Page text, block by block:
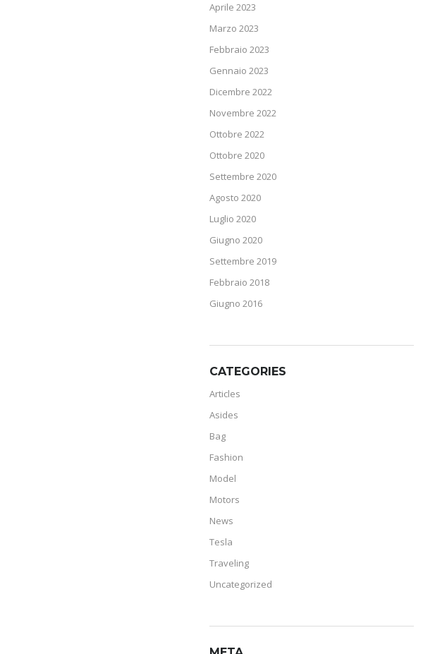
Aprile 2023
Marzo 2023
Febbraio 2023
Gennaio 2023
Dicembre 2022
Novembre 2022
Ottobre 2022
Ottobre 2020
Settembre 2020
Agosto 2020
Luglio 2020
Giugno 2020
Settembre 2019
Febbraio 2018
Giugno 2016
CATEGORIES
Articles
Asides
Bag
Fashion
Model
Motors
News
Tesla
Traveling
Uncategorized